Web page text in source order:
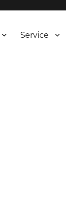
Service